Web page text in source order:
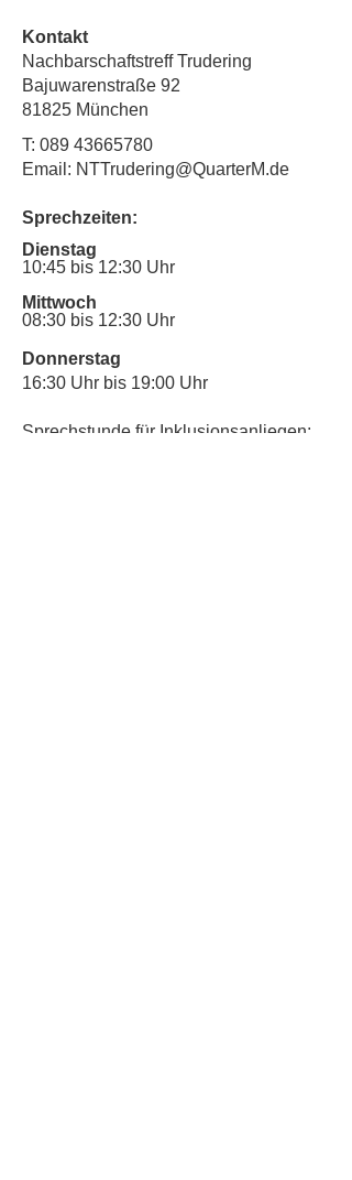
Kontakt
Nachbarschaftstreff Trudering
Bajuwarenstraße 92
81825 München
T: 089 43665780
Email: NTTrudering@QuarterM.de
Sprechzeiten:
Dienstag
10:45 bis 12:30 Uhr
Mittwoch
08:30 bis 12:30 Uhr
Donnerstag
16:30 Uhr bis 19:00 Uhr
Sprechstunde für Inklusionsanliegen: